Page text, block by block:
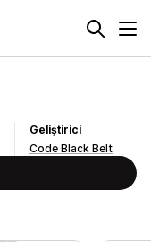
Geliştirici
Code Black Belt